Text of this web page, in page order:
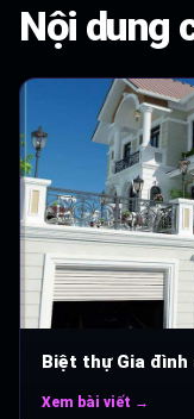
Nội dung
Biệt thự Gia đình
Xem bài viết →